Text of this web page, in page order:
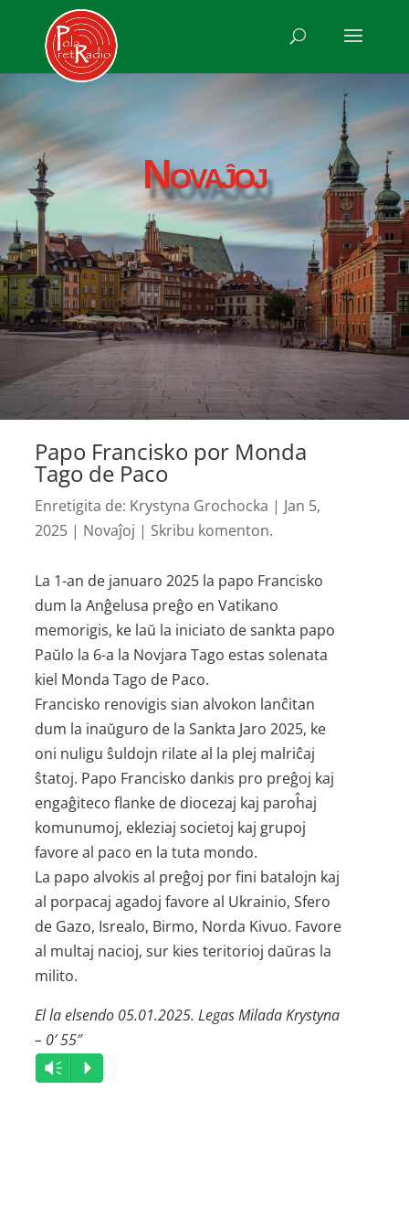
Novaĵoj
Papo Francisko por Monda
Tago de Paco
Enretigita de: Krystyna Grochocka | Jan 5,
2025 | Novaĵoj | Skribu komenton.
La 1-an de januaro 2025 la papo Francisko
dum la Anĝelusa preĝo en Vatikano
memorigis, ke laŭ la iniciato de sankta papo
Paŭlo la 6-a la Novjara Tago estas solenata
kiel Monda Tago de Paco.
Francisko renovigis sian alvokon lanĉitan
dum la inaŭguro de la Sankta Jaro 2025, ke
oni nuligu ŝuldojn rilate al la plej malriĉaj
ŝtatoj. Papo Francisko dankis pro preĝoj kaj
engaĝiteco flanke de diocezaj kaj paroĥaj
komunumoj, ekleziaj societoj kaj grupoj
favore al paco en la tuta mondo.
La papo alvokis al preĝoj por fini batalojn kaj
al porpacaj agadoj favore al Ukrainio, Sfero
de Gazo, Isrealo, Birmo, Norda Kivuo. Favore
al multaj nacioj, sur kies teritorioj daŭras la
milito.
El la elsendo 05.01.2025. Legas Milada Krystyna
– 0′ 55″
Audio
Player
Vm P